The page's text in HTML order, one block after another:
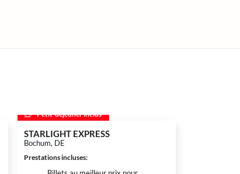
Petit-déjeuner inclus
STARLIGHT EXPRESS
Bochum, DE
Prestations incluses: